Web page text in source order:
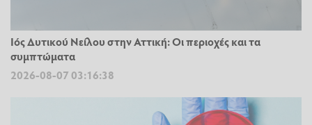
Ιός Δυτικού Νείλου στην Αττική: Οι περιοχές και τα
συμπτώματα
2026-08-07 03:16:38